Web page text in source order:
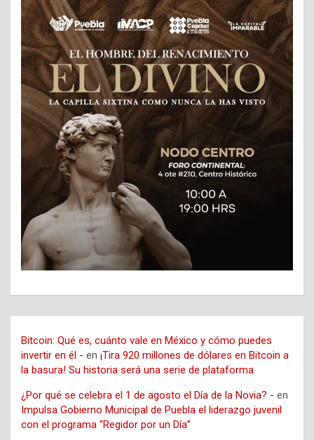
Bitcoin: Qué es, cuánto vale en México y cómo puedes
invertir en él - en ¡Tira 920 millones de dólares en Bitcoin a
la basura! Su historia será una serie de plataforma
¿Por qué se celebra el 1 de agosto el Día de la Novia? - en
Impulsa Gobierno Municipal de Puebla el liderazgo juvenil
con el programa “Regidor por un Día”